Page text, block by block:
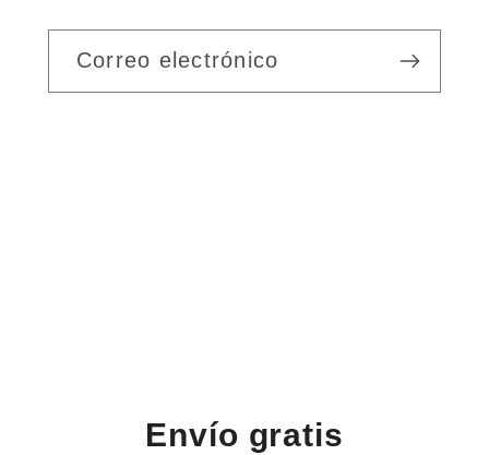
Correo electrónico
Envío gratis